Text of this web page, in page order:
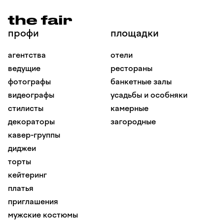
профи
агентства
ведущие
фотографы
видеографы
стилисты
декораторы
кавер-группы
диджеи
торты
кейтеринг
платья
приглашения
мужские костюмы
площадки
отели
рестораны
банкетные залы
усадьбы и особняки
камерные
загородные